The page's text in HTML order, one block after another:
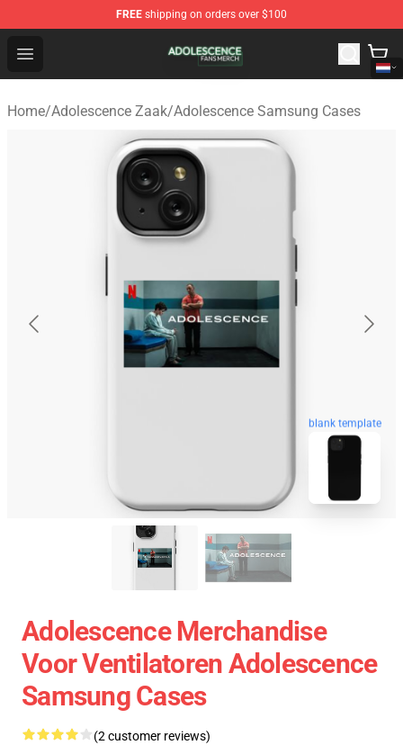
FREE shipping on orders over $100
Open menu
Adolescence Shop - Official Adolescence Merchandise
Home/Adolescence Zaak/Adolescence Samsung Cases
blank template
Adolescence Merchandise
Voor Ventilatoren Adolescence
Samsung Cases
(2 customer reviews)